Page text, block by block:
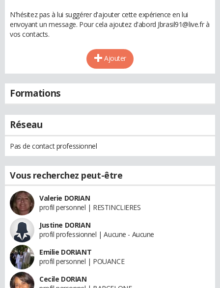
N'hésitez pas à lui suggérer d'ajouter cette expérience en lui
envoyant un message. Pour cela ajoutez d'abord Jbrasil91@live.fr à
vos contacts.
Ajouter
Formations
Réseau
Pas de contact professionnel
Vous recherchez peut-être
Valerie DORIAN
profil personnel | RESTINCLIERES
Justine DORIAN
profil professionnel | Aucune - Aucune
Emilie DORIANT
profil personnel | POUANCE
Cecile DORIAN